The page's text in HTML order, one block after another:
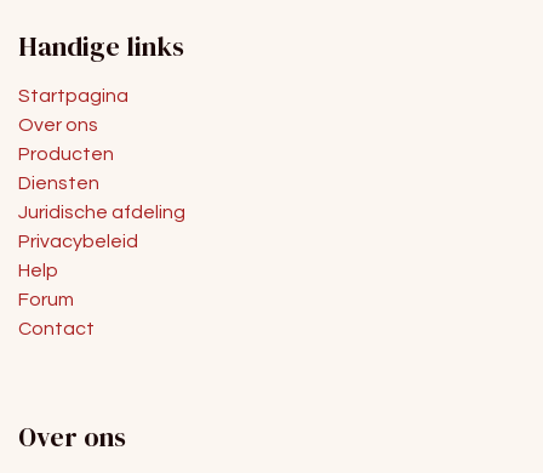
Handige links
Startpagina
Over ons
Producten
Diensten
Juridische afdeling
Privacybeleid
Help
Forum
Contact
Over ons